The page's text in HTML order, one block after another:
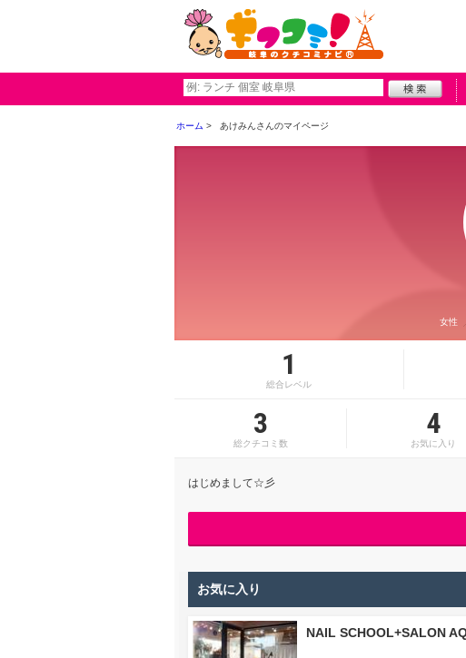
ホーム あけみんさんのマイページ
女性
1
総合レベル
3
総クチコミ数
4
お気に入り
はじめまして☆彡
お気に入り
NAIL SCHOOL+SALON